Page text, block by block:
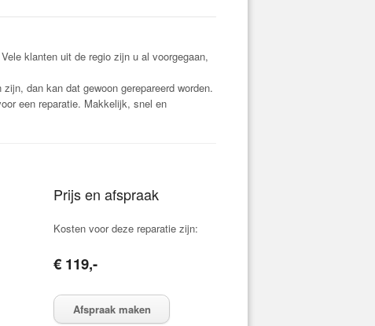
klanten uit de regio zijn u al voorgegaan,
dan kan dat gewoon gerepareerd worden.
een reparatie. Makkelijk, snel en
Prijs en afspraak
Kosten voor deze reparatie zijn:
€ 119,-
Afspraak maken